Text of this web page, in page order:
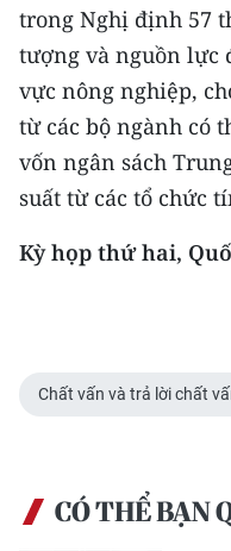
ESPAÑOL
한국어
trong Nghị định 57
tượng và nguồn lực
vực nông nghiệp,
từ các bộ ngành có
vốn ngân sách
suất từ các tổ chức
Kỳ họp thứ hai,
Chất vấn và trả lời chất
CÓ THỂ BẠN